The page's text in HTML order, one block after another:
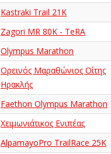
Kastraki Trail 21K
Zagori MR 80K - TeRA
Olympus Marathon
Ορεινός Μαραθώνιος Οίτης
Ηρακλής
Faethon Olympus Marathon
Χειμωνιάτικος Ενιπέας
AlpamayoPro TrailRace 25K